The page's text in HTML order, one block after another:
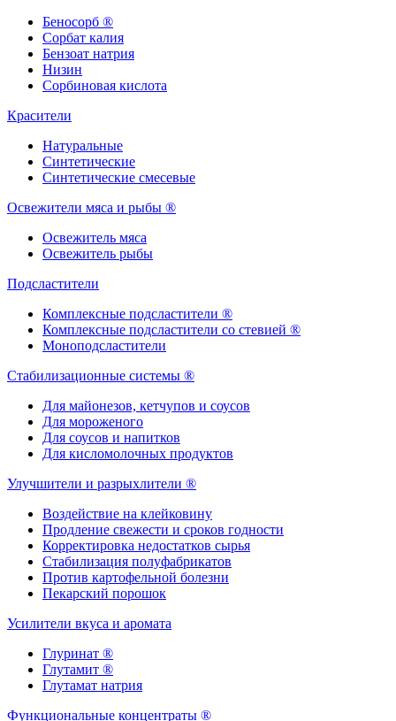
Беносорб ®
Сорбат калия
Бензоат натрия
Низин
Сорбиновая кислота
Красители
Натуральные
Синтетические
Синтетические смесевые
Освежители мяса и рыбы ®
Освежитель мяса
Освежитель рыбы
Подсластители
Комплексные подсластители ®
Комплексные подсластители со стевией ®
Моноподсластители
Стабилизационные системы ®
Для майонезов, кетчупов и соусов
Для мороженого
Для соусов и напитков
Для кисломолочных продуктов
Улучшители и разрыхлители ®
Воздействие на клейковину
Продление свежести и сроков годности
Корректировка недостатков сырья
Стабилизация полуфабрикатов
Против картофельной болезни
Пекарский порошок
Усилители вкуса и аромата
Глуринат ®
Глутамит ®
Глутамат натрия
Функциональные концентраты ®